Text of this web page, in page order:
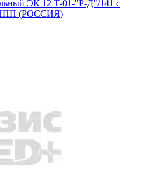
ЭК 12 Т-01-"Р-Д"/141 с
НПП (РОССИЯ)